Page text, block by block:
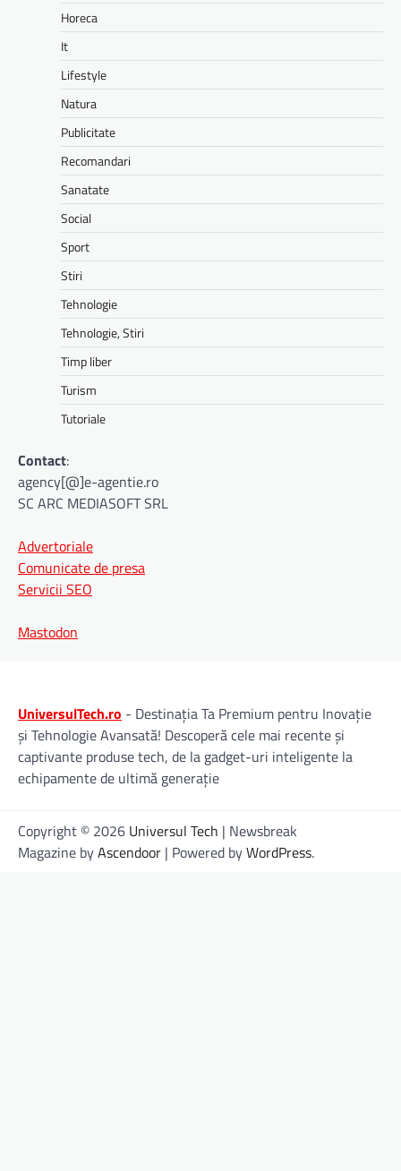
Horeca
It
Lifestyle
Natura
Publicitate
Recomandari
Sanatate
Social
Sport
Stiri
Tehnologie
Tehnologie, Stiri
Timp liber
Turism
Tutoriale
Contact:
agency[@]e-agentie.ro
SC ARC MEDIASOFT SRL
Advertoriale
Comunicate de presa
Servicii SEO
Mastodon
UniversulTech.ro - Destinația Ta Premium pentru Inovație
și Tehnologie Avansată! Descoperă cele mai recente și
captivante produse tech, de la gadget-uri inteligente la
echipamente de ultimă generație
Copyright © 2026 Universul Tech | Newsbreak
Magazine byAscendoor | Powered byWordPress.